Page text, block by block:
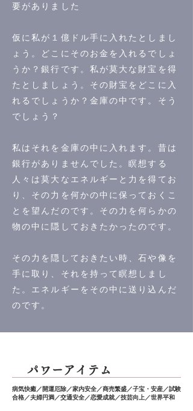
要がありました
仮に私が１億ドル手に入れたとしまし
ょう。どこにそのお金を入れるでしょ
うか？銀行です。私が莫大な財宝を得
たとしましょう。その財宝をどこに入
れるでしょうか？金庫の中です。そう
でしょう？
私はそれを金庫の中に入れます。昔は
銀行がありませんでした。瞑想する
人々は莫大なエネルギーと力を得てお
り、その力を何かの中に保っておくこ
とを望んだのです。その力を何らかの
物の中に隠しておきたかったのです。
その力を隠しておきたい時、石や像を
手に取り、それを持って瞑想しまし
た。エネルギーをその中に送り込んだ
のです。
​パワーアイテム
病気快癒／開運厄除／家内安全／商売繁盛／子宝・安産／試験
合格／夫婦円満／交通安全／恋愛成就／技芸向上／世界平和